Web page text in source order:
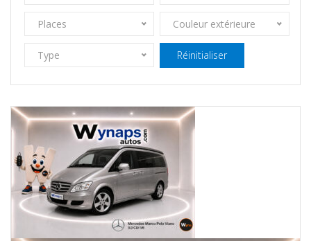
Places Couleur extérieure
Type Réinitialiser